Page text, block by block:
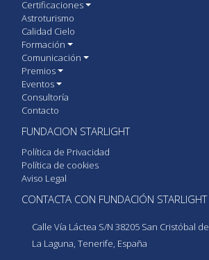
Certificaciones
Astroturismo
Calidad Cielo
Formación
Comunicación
Premios
Eventos
Consultoría
Contacto
FUNDACION STARLIGHT
Política de Privacidad
Política de cookies
Aviso Legal
CONTACTA CON FUNDACIÓN STARLIGHT
Calle Vía Láctea S/N 38205 San Cristóbal de
La Laguna, Tenerife, España